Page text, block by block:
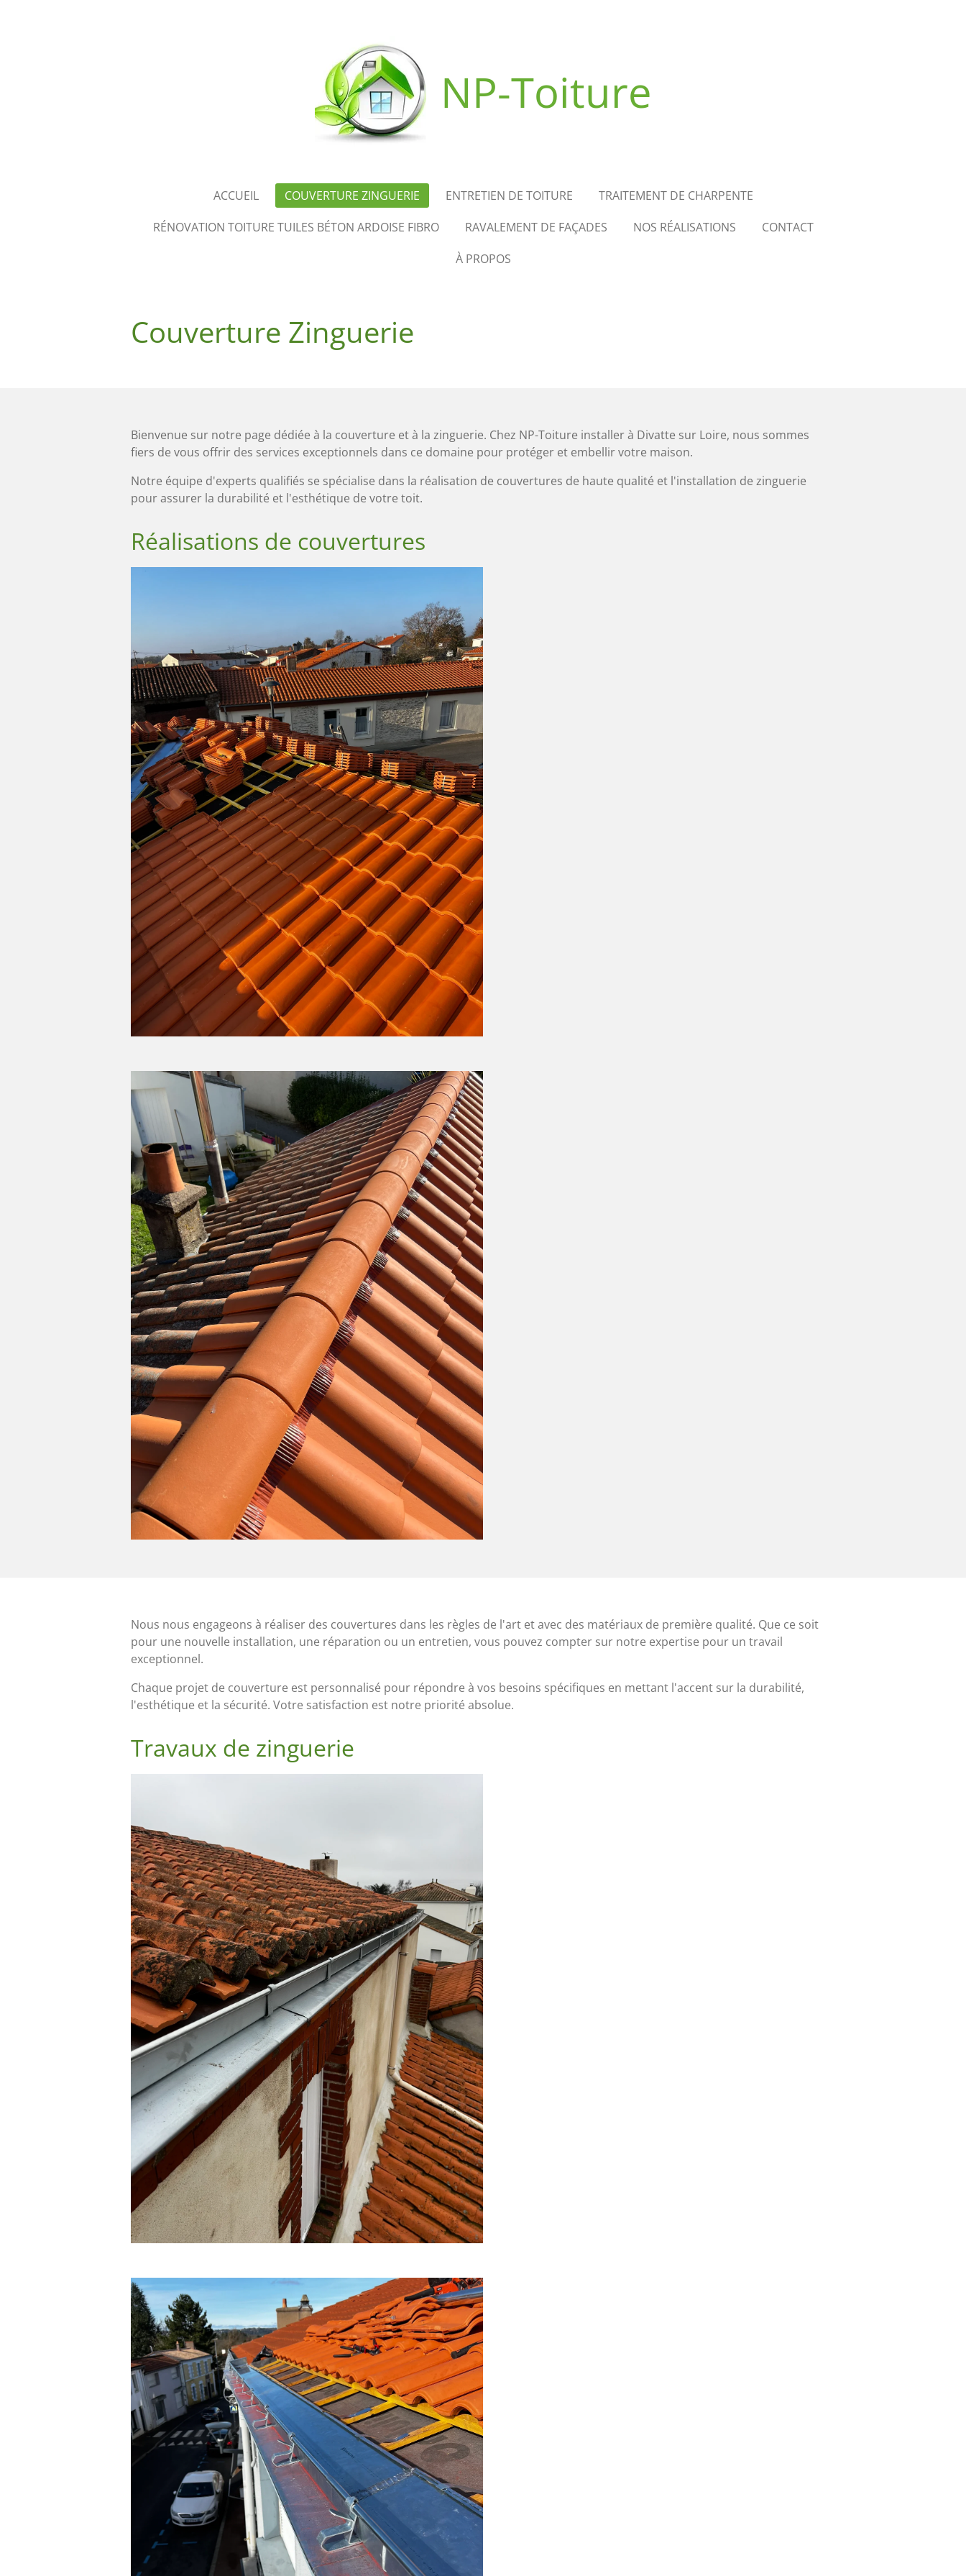
NP-Toiture
ACCUEIL COUVERTURE ZINGUERIE ENTRETIEN DE TOITURE
TRAITEMENT DE CHARPENTE
RÉNOVATION TOITURE TUILES BÉTON ARDOISE FIBRO
RAVALEMENT DE FAÇADES NOS RÉALISATIONS
CONTACT
À PROPOS
Couverture Zinguerie
Bienvenue sur notre page dédiée à la couverture et à la zinguerie. Chez NP-Toiture installer à Divatte sur Loire, nous sommes
fiers de vous offrir des services exceptionnels dans ce domaine pour protéger et embellir votre maison.
Notre équipe d'experts qualifiés se spécialise dans la réalisation de couvertures de haute qualité et l'installation de zinguerie
pour assurer la durabilité et l'esthétique de votre toit.
Réalisations de couvertures
Nous nous engageons à réaliser des couvertures dans les règles de l'art et avec des matériaux de première qualité. Que ce soit
pour une nouvelle installation, une réparation ou un entretien, vous pouvez compter sur notre expertise pour un travail
exceptionnel.
Chaque projet de couverture est personnalisé pour répondre à vos besoins spécifiques en mettant l'accent sur la durabilité,
l'esthétique et la sécurité. Votre satisfaction est notre priorité absolue.
Travaux de zinguerie